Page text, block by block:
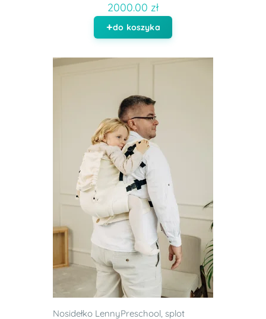
2000.00 zł
do koszyka
Nosidełko LennyPreschool, splot